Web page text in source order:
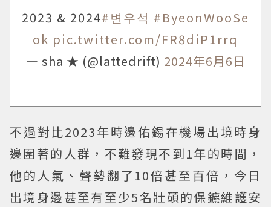
2023 & 2024#변우석 #ByeonWooSe
ok pic.twitter.com/FR8diP1rrq
— sha ★ (@lattedrift) 2024年6月6日
不過對比2023年時邊佑錫在機場出境時身
邊圍著的人群，不難發現不到1年的時間，
他的人氣、聲勢翻了10倍甚至百倍，今日
出境身邊甚至有至少5名壯碩的保鑣維護安